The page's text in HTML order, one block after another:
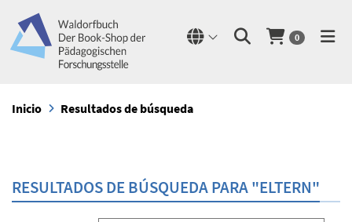
0
Inicio Resultados de búsqueda
RESULTADOS DE BÚSQUEDA PARA "ELTERN"